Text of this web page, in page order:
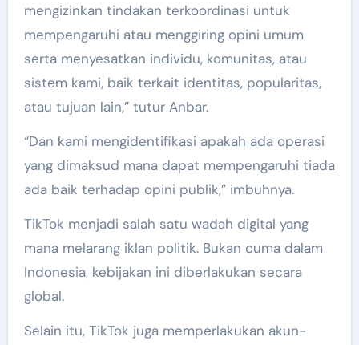
mengizinkan tindakan terkoordinasi untuk
mempengaruhi atau menggiring opini umum
serta menyesatkan individu, komunitas, atau
sistem kami, baik terkait identitas, popularitas,
atau tujuan lain,” tutur Anbar.
“Dan kami mengidentifikasi apakah ada operasi
yang dimaksud mana dapat mempengaruhi tiada
ada baik terhadap opini publik,” imbuhnya.
TikTok menjadi salah satu wadah digital yang
mana melarang iklan politik. Bukan cuma dalam
Indonesia, kebijakan ini diberlakukan secara
global.
Selain itu, TikTok juga memperlakukan akun-